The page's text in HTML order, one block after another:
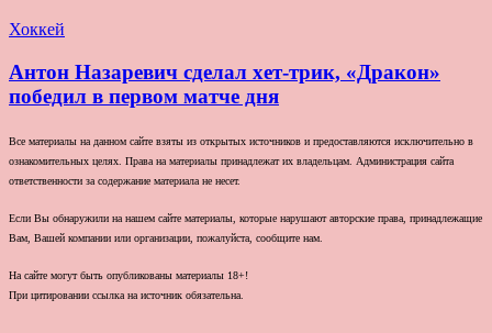
Хоккей
Антон Назаревич сделал хет-трик, «Дракон»
победил в первом матче дня
Все материалы на данном сайте взяты из открытых источников и предоставляются исключительно в
ознакомительных целях. Права на материалы принадлежат их владельцам. Администрация сайта
ответственности за содержание материала не несет.
Если Вы обнаружили на нашем сайте материалы, которые нарушают авторские права, принадлежащие
Вам, Вашей компании или организации, пожалуйста, сообщите нам.
На сайте могут быть опубликованы материалы 18+!
При цитировании ссылка на источник обязательна.